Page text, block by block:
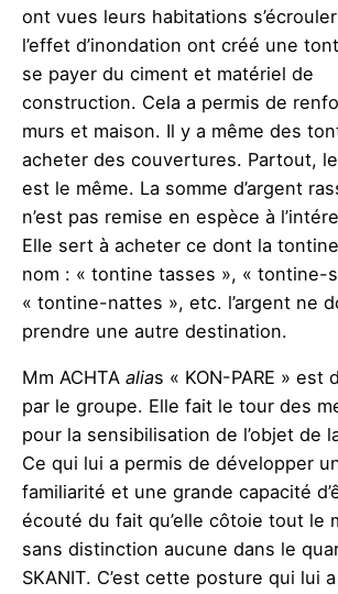
ont vues leurs habitations
l’effet d’inondation ont créé une
se payer du ciment et matériel de
construction. Cela a permis de
murs et maison. Il y a même des
acheter des couvertures. Partout,
est le même. La somme d’argent
n’est pas remise en espèce à
Elle sert à acheter ce dont la
nom : « tontine tasses », « tontine-
« tontine-nattes », etc. l’argent ne
prendre une autre destination.
Mm ACHTA alias « KON-PARE » est
par le groupe. Elle fait le tour des
pour la sensibilisation de l’objet de
Ce qui lui a permis de développer
familiarité et une grande capacité
écouté du fait qu’elle côtoie tout le
sans distinction aucune dans le
SKANIT. C’est cette posture qui lui